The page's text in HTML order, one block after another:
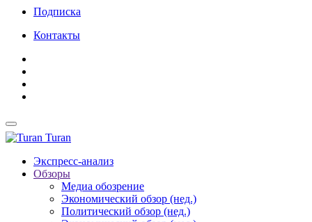
Подписка
Контакты
Turan
Экспресс-анализ
Обзоры
Медиа обозрение
Экономический обзор (нед.)
Политический обзор (нед.)